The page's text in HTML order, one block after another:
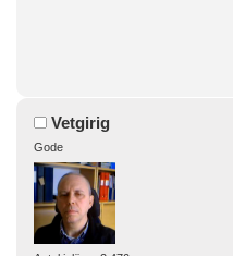
Vetgirig
Gode